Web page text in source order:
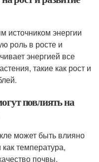
источником энергии
роль в росте и
энергией все
такие как рост и
повлиять на
может быть влияно
температура,
почвы.